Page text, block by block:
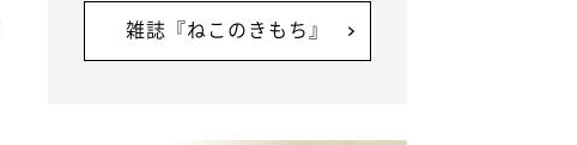
雑誌『ねこのきもち』